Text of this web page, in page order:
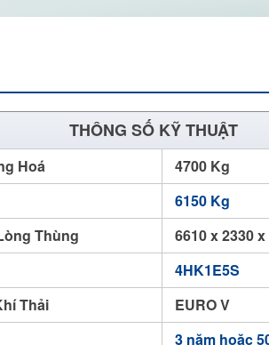
THÔNG SỐ KỸ THUẬT
Hoá
4700 Kg
6150 Kg
Thùng
6610 x 2330
4HK1E5S
Thải
EURO V
3 năm hoặc